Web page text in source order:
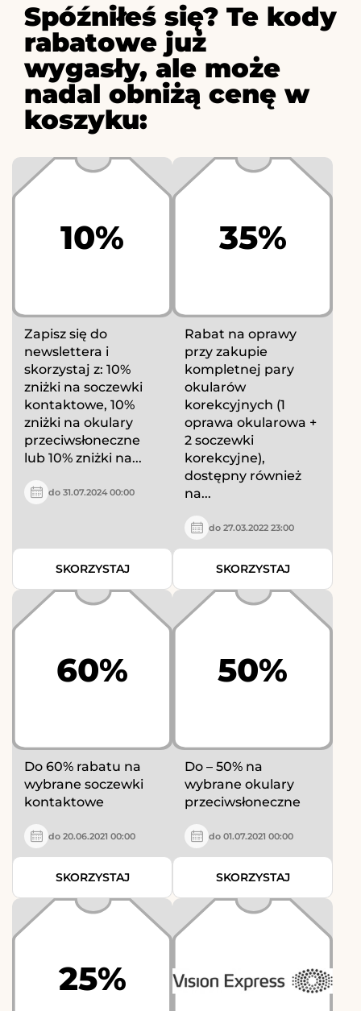
Spóźniłeś się? Te kody
rabatowe już
wygasły, ale może
nadal obniżą cenę w
koszyku:
10%
Zapisz się do
newslettera i
skorzystaj z: 10%
zniżki na soczewki
kontaktowe, 10%
zniżki na okulary
przeciwsłoneczne
lub 10% zniżki na...
do 31.07.2024 00:00
SKORZYSTAJ
35%
Rabat na oprawy
przy zakupie
kompletnej pary
okularów
korekcyjnych (1
oprawa okularowa +
2 soczewki
korekcyjne),
dostępny również
na...
do 27.03.2022 23:00
SKORZYSTAJ
60%
Do 60% rabatu na
wybrane soczewki
kontaktowe
do 20.06.2021 00:00
SKORZYSTAJ
50%
Do – 50% na
wybrane okulary
przeciwsłoneczne
do 01.07.2021 00:00
SKORZYSTAJ
25%